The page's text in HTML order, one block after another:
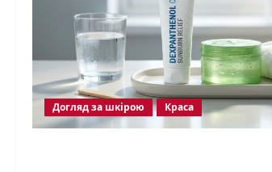
Догляд за шкірою Краса